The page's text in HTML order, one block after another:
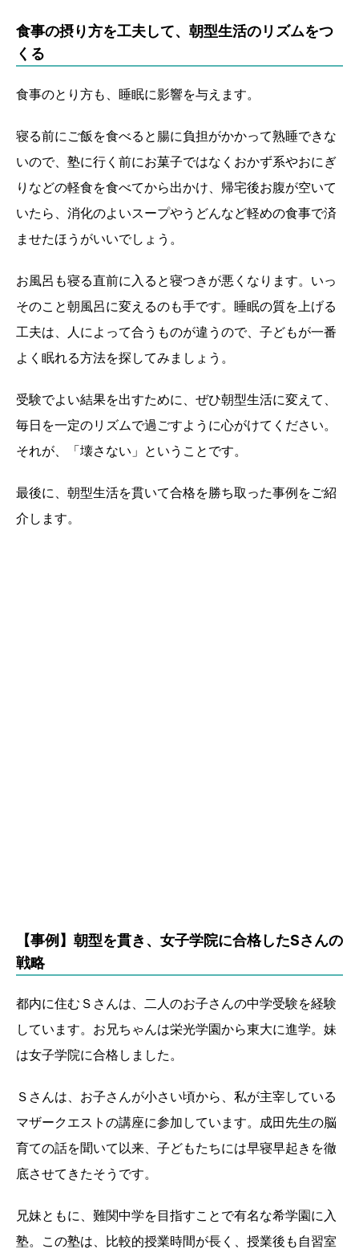
食事の摂り方を工夫して、朝型生活のリズムをつ
くる
食事のとり方も、睡眠に影響を与えます。
寝る前にご飯を食べると腸に負担がかかって熟睡できな
いので、塾に行く前にお菓子ではなくおかず系やおにぎ
りなどの軽食を食べてから出かけ、帰宅後お腹が空いて
いたら、消化のよいスープやうどんなど軽めの食事で済
ませたほうがいいでしょう。
お風呂も寝る直前に入ると寝つきが悪くなります。いっ
そのこと朝風呂に変えるのも手です。睡眠の質を上げる
工夫は、人によって合うものが違うので、子どもが一番
よく眠れる方法を探してみましょう。
受験でよい結果を出すために、ぜひ朝型生活に変えて、
毎日を一定のリズムで過ごすように心がけてください。
それが、「壊さない」ということです。
最後に、朝型生活を貫いて合格を勝ち取った事例をご紹
介します。
【事例】朝型を貫き、女子学院に合格したSさんの
戦略
都内に住むＳさんは、二人のお子さんの中学受験を経験
しています。お兄ちゃんは栄光学園から東大に進学。妹
は女子学院に合格しました。
Ｓさんは、お子さんが小さい頃から、私が主宰している
マザークエストの講座に参加しています。成田先生の脳
育ての話を聞いて以来、子どもたちには早寝早起きを徹
底させてきたそうです。
兄妹ともに、難関中学を目指すことで有名な希学園に入
塾。この塾は、比較的授業時間が長く、授業後も自習室